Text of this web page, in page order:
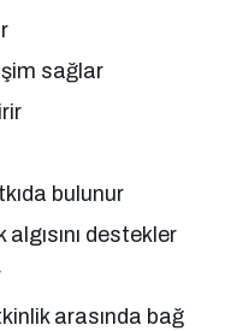
sağlar
bulunur
destekler
arasında bağ